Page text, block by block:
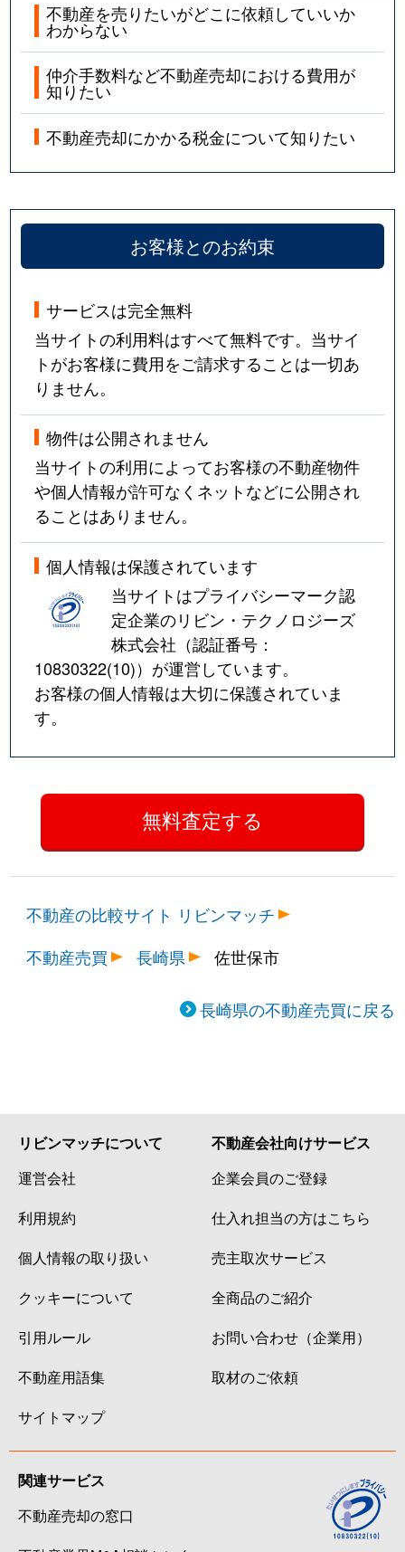
不動産を売りたいがどこに依頼していいか
わからない
仲介手数料など不動産売却における費用が
知りたい
不動産売却にかかる税金について知りたい
お客様とのお約束
サービスは完全無料
当サイトの利用料はすべて無料です。当サイ
トがお客様に費用をご請求することは一切あ
りません。
物件は公開されません
当サイトの利用によってお客様の不動産物件
や個人情報が許可なくネットなどに公開され
ることはありません。
個人情報は保護されています
当サイトはプライバシーマーク認
定企業のリビン・テクノロジーズ
株式会社（認証番号：
10830322(10)）が運営しています。
お客様の個人情報は大切に保護されていま
す。
不動産の比較サイト リビンマッチ
不動産売買
長崎県 佐世保市
長崎県の不動産売買に戻る
リビンマッチについて
運営会社
利用規約
個人情報の取り扱い
クッキーについて
引用ルール
不動産用語集
サイトマップ
不動産会社向けサービス
企業会員のご登録
仕入れ担当の方はこちら
売主取次サービス
全商品のご紹介
お問い合わせ（企業用）
取材のご依頼
関連サービス
不動産売却の窓口